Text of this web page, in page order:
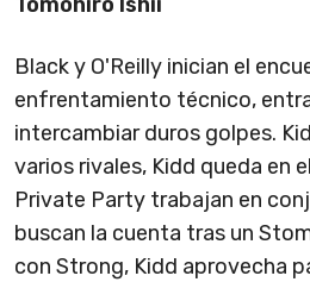
Black y O'Reilly inician el
enfrentamiento técnico,
intercambiar duros golpes.
varios rivales, Kidd queda en
Private Party trabajan en
buscan la cuenta tras un
con Strong, Kidd aprovecha